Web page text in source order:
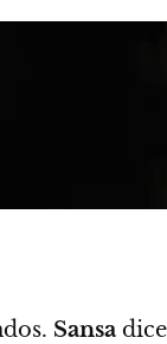
Sansa